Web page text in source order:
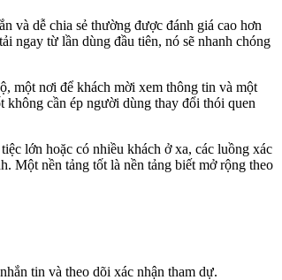
và dễ chia sẻ thường được đánh giá cao hơn
ngay từ lần dùng đầu tiên, nó sẽ nhanh chóng
một nơi để khách mời xem thông tin và một
cần ép người dùng thay đổi thói quen
lớn hoặc có nhiều khách ở xa, các luồng xác
Một nền tảng tốt là nền tảng biết mở rộng theo
tin và theo dõi xác nhận tham dự.